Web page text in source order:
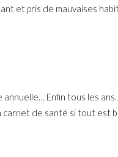
et pris de mauvaises
annuelle… Enfin tous les
carnet de santé si tout est